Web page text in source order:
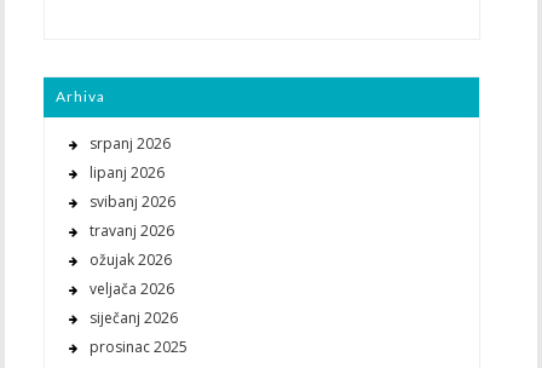
Arhiva
srpanj 2026
lipanj 2026
svibanj 2026
travanj 2026
ožujak 2026
veljača 2026
siječanj 2026
prosinac 2025